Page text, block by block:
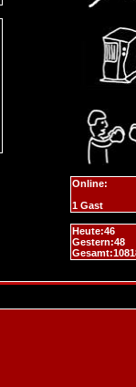
Online:
1 Gast
Heute:46
Gestern:48